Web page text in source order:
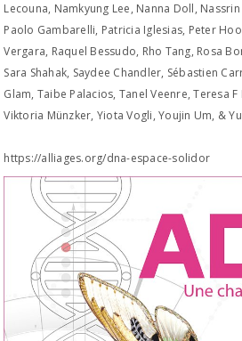
Lecouna, Namkyung Lee, Nanna Doll,
Paolo Gambarelli, Patricia Iglesias, Peter
Vergara, Raquel Bessudo, Rho Tang, Rosa
Sara Shahak, Saydee Chandler, Sébastien
Glam, Taibe Palacios, Tanel Veenre, Teresa
Viktoria Münzker, Yiota Vogli, Youjin Um, &
https://alliages.org/dna-espace-solidor